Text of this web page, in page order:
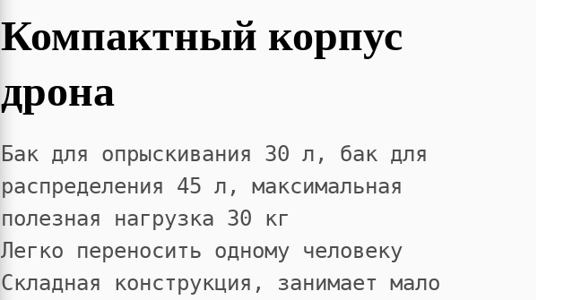
Компактный корпус
дрона
Бак для опрыскивания 30 л, бак для
распределения 45 л, максимальная
полезная нагрузка 30 кг
Легко переносить одному человеку
Складная конструкция, занимает мало